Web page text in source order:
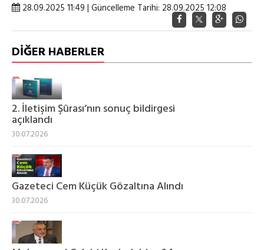
28.09.2025 11:49 | Güncelleme Tarihi: 28.09.2025 12:08
DİĞER HABERLER
2. İletişim Şûrası‘nın sonuç bildirgesi
açıklandı
30.07.2026
Gazeteci Cem Küçük Gözaltına Alındı
30.07.2026